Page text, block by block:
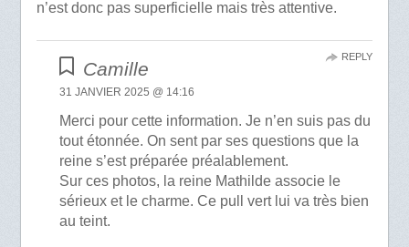
n’est donc pas superficielle mais très attentive.
Camille
31 JANVIER 2025 @ 14:16
Merci pour cette information. Je n’en suis pas du
tout étonnée. On sent par ses questions que la
reine s’est préparée préalablement.
Sur ces photos, la reine Mathilde associe le
sérieux et le charme. Ce pull vert lui va très bien
au teint.
REPLY